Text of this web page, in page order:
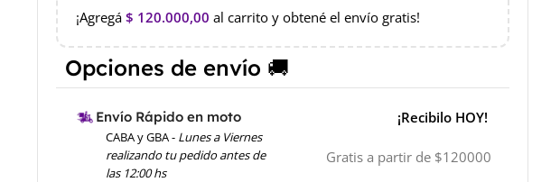
¡Agregá $ 120.000,00 al carrito y obtené el envío gratis!
Opciones de envío 🚚
Envío Rápido en moto
CABA y GBA - Lunes a Viernes
realizando tu pedido antes de
las 12:00 hs
¡Recibilo HOY!
Gratis a partir de $120000